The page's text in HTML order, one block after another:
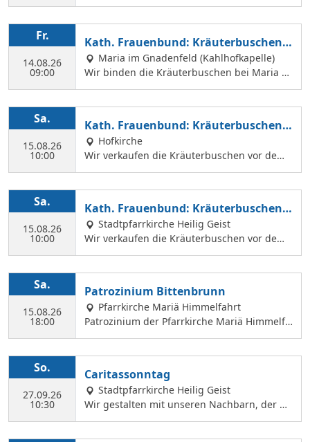
n, die wir am 14. August binden und an Mar
Margit Ettig am Jugendheim Feldkirchen.
Fr.
14.08.26
09:00
Kath. Frauenbund: Kräuterbuschen b
inden
Maria im Gnadenfeld (Kahlhofkapelle)
Wir binden die Kräuterbuschen bei Maria a
m Kahlhof. Wir brauchen viele Helferinnen z
der Hl. Geist Kirche Kräuterbuschen verkauf
en können.
Sa.
15.08.26
10:00
Kath. Frauenbund: Kräuterbuschen V
erkauf
Hofkirche
Wir verkaufen die Kräuterbuschen vor dem
Festgottesdienst in der Hofkirche.
Sa.
15.08.26
10:00
Kath. Frauenbund: Kräuterbuschen V
erkauf
Stadtpfarrkirche Heilig Geist
Wir verkaufen die Kräuterbuschen vor dem
Festgottesdienst in der Hl. Geist Kirche.
Sa.
15.08.26
18:00
Patrozinium Bittenbrunn
Pfarrkirche Mariä Himmelfahrt
Patrozinium der Pfarrkirche Mariä Himmelfa
hrt in Bittenbrunn Um 18:00 Uhr Festgottesd
Gestaltung durch den Kirchenchor Laetare, l
eckere Speisen, Fassbier und Weinbar. Kind
erprogramm Wir freuen uns auf dich!
So.
27.09.26
10:30
Caritassonntag
Stadtpfarrkirche Heilig Geist
Wir gestalten mit unseren Nachbarn, der Ca
ritasstation den Gottesdienst.